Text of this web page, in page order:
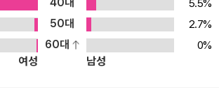
온다! 감쪽같이 속은 찍찍이는 당장 동굴로 달
은 오리는 찍찍이가 훔쳐간 음식들을 모조리
들에게 나눠 준다. 한편, 동굴 속을 헤매던 찍찍
로 간신히 빠져나온다. 너무 고생을 해서 다시
40대
5.5%
50대
2.7%
60대
0%
여성
남성